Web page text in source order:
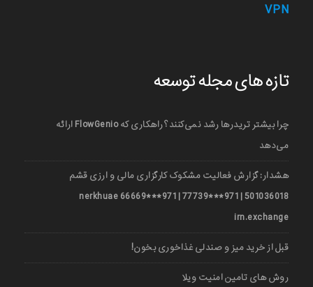
VPN
تازه های مجله توسعه
چرا بیشتر تریدرها رشد نمی‌کنند؟ راهکاری که FlowGenio ارائه
می‌دهد
هشدار: گزارش فعالیت مشکوک کارگزاری مالی و ارزی قشم
501036018 | 971***77739 | 971***66669 nerkhuae
irn.exchange
قبل از خرید میز و صندلی غذاخوری بخون!
روش های تامین امنیت ویلا